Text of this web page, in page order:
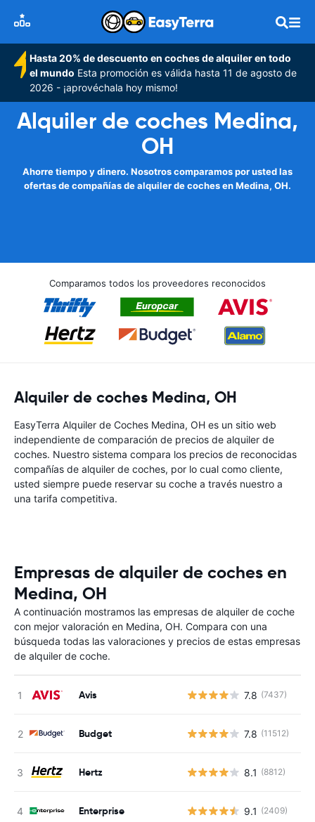
Hasta 20% de descuento en coches de alquiler en todo
el mundo Esta promoción es válida hasta 11 de agosto de
2026 - ¡aprovéchala hoy mismo!
Alquiler de coches Medina,
OH
Ahorre tiempo y dinero. Nosotros comparamos por usted las
ofertas de compañías de alquiler de coches en Medina, OH.
Comparamos todos los proveedores reconocidos
Alquiler de coches Medina, OH
EasyTerra Alquiler de Coches Medina, OH es un sitio web
independiente de comparación de precios de alquiler de
coches. Nuestro sistema compara los precios de reconocidas
compañías de alquiler de coches, por lo cual como cliente,
usted siempre puede reservar su coche a través nuestro a
una tarifa competitiva.
Empresas de alquiler de coches en
Medina, OH
A continuación mostramos las empresas de alquiler de coche
con mejor valoración en Medina, OH. Compara con una
búsqueda todas las valoraciones y precios de estas empresas
de alquiler de coche.
Avis 7.8 (7437)
Budget 7.8 (11512)
Hertz 8.1 (8812)
Enterprise 9.1 (2409)